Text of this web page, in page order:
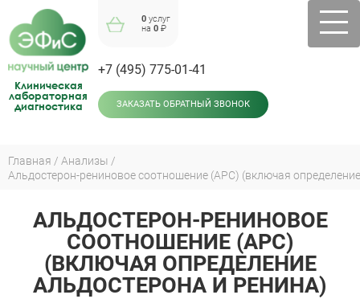
navigation
Клиническая
лабораторная
диагностика
0 услуг
на0 ₽
+7 (495) 775-01-41
ЗАКАЗАТЬ ОБРАТНЫЙ ЗВОНОК
Вы
Главная
Анализы
Альдостерон-рениновое соотношение (АРС) (включая
АЛЬДОСТЕРОН-РЕНИНОВОЕ
СООТНОШЕНИЕ (АРС)
(ВКЛЮЧАЯ ОПРЕДЕЛЕНИЕ
АЛЬДОСТЕРОНА И РЕНИНА)